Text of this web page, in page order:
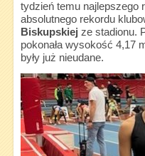
tydzień temu najlepszego
absolutnego rekordu
Biskupskiej ze stadionu.
pokonała wysokość 4,17
były już nieudane.